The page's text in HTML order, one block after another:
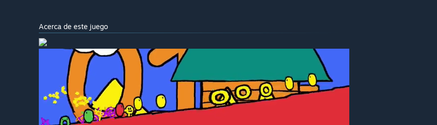
Acerca de este juego